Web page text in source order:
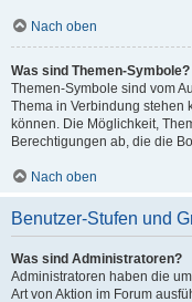
Nach oben
Was sind Themen-Symbole?
Themen-Symbole sind vom
Thema in Verbindung stehen
können. Die Möglichkeit,
Berechtigungen ab, die die
Nach oben
Benutzer-Stufen und
Was sind Administratoren?
Administratoren haben die
Art von Aktion im Forum